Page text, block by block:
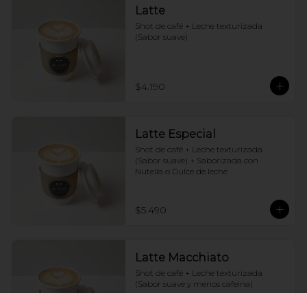
Latte
Shot de café + Leche texturizada
(Sabor suave)
$4.190
Latte Especial
Shot de café + Leche texturizada
(Sabor suave) + Saborizada con
Nutella o Dulce de leche
$5.490
Latte Macchiato
Shot de café + Leche texturizada
(Sabor suave y menos cafeina)